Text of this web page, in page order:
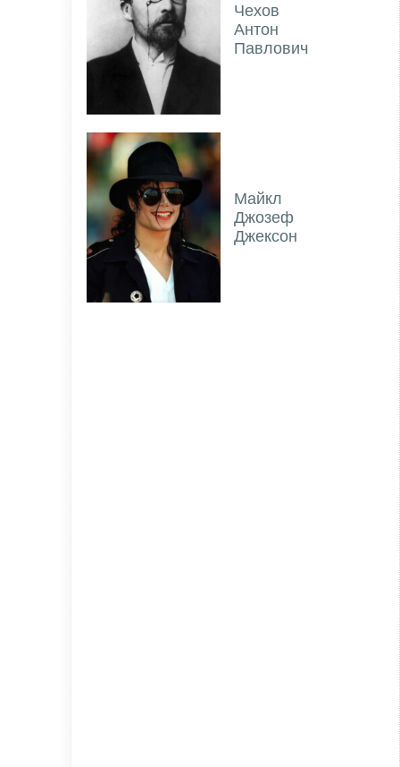
Чехов
Антон
Павлович
Майкл
Джозеф
Джексон